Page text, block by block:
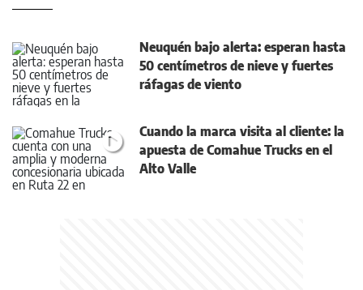
Neuquén bajo alerta: esperan hasta
50 centímetros de nieve y fuertes
ráfagas de viento
Cuando la marca visita al cliente: la
apuesta de Comahue Trucks en el
Alto Valle